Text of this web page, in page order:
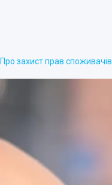
Про захист прав споживачів